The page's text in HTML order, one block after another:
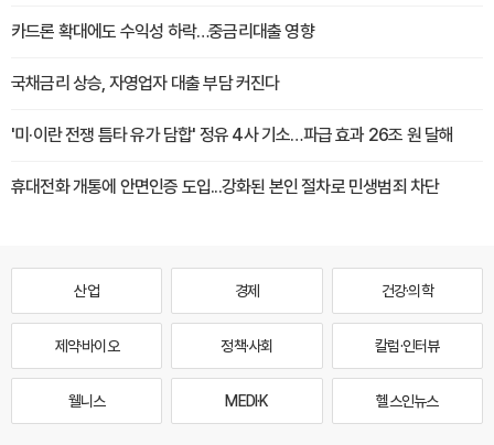
카드론 확대에도 수익성 하락…중금리대출 영향
국채금리 상승, 자영업자 대출 부담 커진다
'미·이란 전쟁 틈타 유가 담합' 정유 4사 기소…파급 효과 26조 원 달해
휴대전화 개통에 안면인증 도입...강화된 본인 절차로 민생범죄 차단
산업 경제 건강·의학
제약·바이오 정책·사회 칼럼·인터뷰
웰니스 MEDI·K 헬스인뉴스